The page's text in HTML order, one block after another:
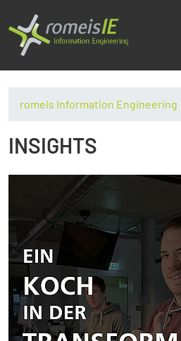
romeis Information Engineering
INSIGHTS